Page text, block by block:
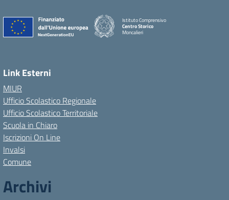
Istituto Comprensivo
Centro Storico
Moncalieri
Link Esterni
MIUR
Ufficio Scolastico Regionale
Ufficio Scolastico Territoriale
Scuola in Chiaro
Iscrizioni On Line
Invalsi
Comune
Archivi